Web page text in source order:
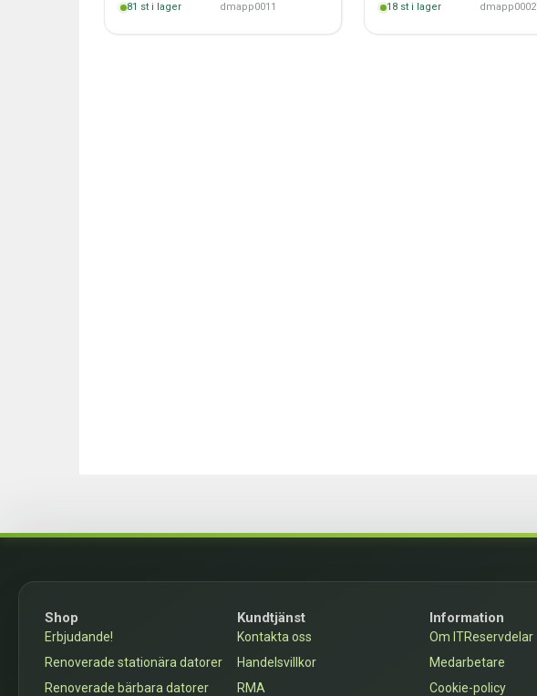
81 st i lager dmapp0011 18 st i lager dmapp0002
Shop
Erbjudande!
Renoverade stationära datorer
Renoverade bärbara datorer
Kundtjänst
Kontakta oss
Handelsvillkor
RMA
Information
Om ITReservdelar
Medarbetare
Cookie-policy